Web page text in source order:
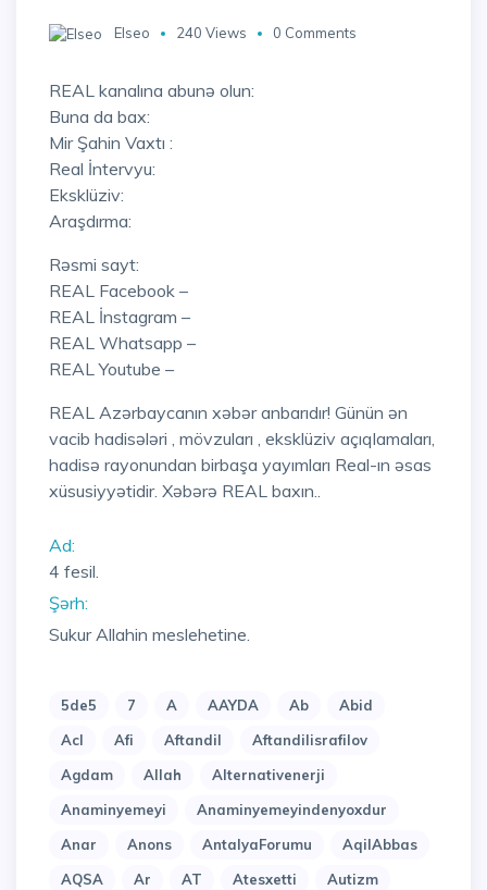
Elseo 240 Views 0 Comments
REAL kanalına abunə olun:
Buna da bax:
Mir Şahin Vaxtı :
Real İntervyu:
Eksklüziv:
Araşdırma:
Rəsmi sayt:
REAL Facebook –
REAL İnstagram –
REAL Whatsapp –
REAL Youtube –
REAL Azərbaycanın xəbər anbarıdır! Günün ən
vacib hadisələri , mövzuları , eksklüziv açıqlamaları,
hadisə rayonundan birbaşa yayımları Real-ın əsas
xüsusiyyətidir. Xəbərə REAL baxın..
Ad:
4 fesil.
Şərh:
Sukur Allahin meslehetine.
5de5 7 A AAYDA Ab
Abid
Acl
Afi Aftandil
Aftandilisrafilov
Agdam
Allah
Alternativenerji
Anaminyemeyi
Anaminyemeyindenyoxdur
Anar
Anons AntalyaForumu
AqilAbbas
AQSA
Ar AT Atesxetti
Autizm